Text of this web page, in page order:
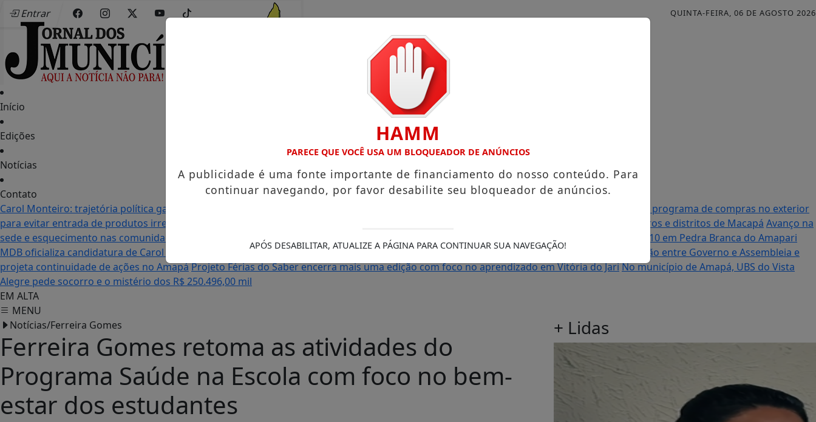
Entrar QUINTA-FEIRA, 06 DE AGOSTO 2026
Início
Edições
Notícias
Contato
Carol Monteiro: trajetória política ganha destaque em Porto Grande com atuação voltada ao município
Receita Federal anuncia mudanças no programa de compras no exterior
para evitar entrada de produtos irregulares
Seletiva do Musa e Mister Verão 2026 segue definindo finalistas do concurso contemplando bairros e distritos de Macapá Avanço na
sede e esquecimento nas comunidades: as duas realidades de Amapá
MP debate precariedade de energia elétrica com comunidades da BR-210 em Pedra Branca do Amapari
MDB oficializa candidatura de Carol Monteiro à Assembleia Legislativa em convenção com grande mobilização Senador Randolfe destaca união entre Governo e Assembleia e
projeta continuidade de ações no AmapáProjeto Férias do Saber encerra mais uma edição com foco no aprendizado em Vitória do JariNo município de Amapá, UBS do Vista
Alegre pede socorro e o mistério dos R$ 250.496,00 mil
EM ALTA
MENU
Notícias/Ferreira Gomes
Ferreira Gomes retoma as atividades do
Programa Saúde na Escola com foco no bem-
estar dos estudantes
+ Lidas
HAMM
PARECE QUE VOCÊ USA UM BLOQUEADOR DE ANÚNCIOS
A publicidade é uma fonte importante de financiamento do nosso conteúdo. Para
continuar navegando, por favor desabilite seu bloqueador de anúncios.
APÓS DESABILITAR, ATUALIZE A PÁGINA PARA CONTINUAR SUA NAVEGAÇÃO!